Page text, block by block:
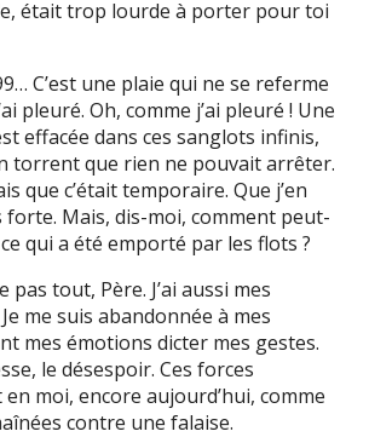
était trop lourde à porter pour toi
C’est une plaie qui ne se referme
pleuré. Oh, comme j’ai pleuré ! Une
effacée dans ces sanglots infinis,
torrent que rien ne pouvait arrêter.
que c’était temporaire. Que j’en
Mais, dis-moi, comment peut-
qui a été emporté par les flots ?
pas tout, Père. J’ai aussi mes
me suis abandonnée à mes
mes émotions dicter mes gestes.
le désespoir. Ces forces
moi, encore aujourd’hui, comme
contre une falaise.